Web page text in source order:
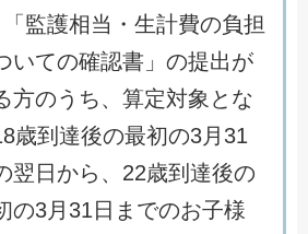
監護相当・生計費の負担
いての確認書」の提出が
方のうち、算定対象とな
歳到達後の最初の3月31
翌日から、22歳到達後の
の3月31日までのお子様